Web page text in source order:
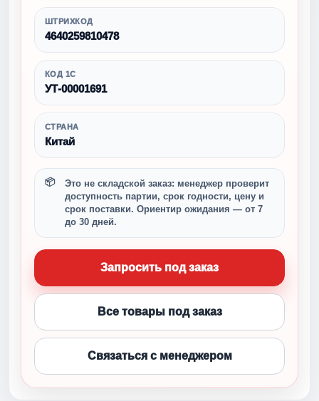
ШТРИХКОД
4640259810478
КОД 1С
УТ-00001691
СТРАНА
Китай
Это не складской заказ: менеджер проверит
доступность партии, срок годности, цену и
срок поставки. Ориентир ожидания — от 7
до 30 дней.
Запросить под заказ
Все товары под заказ
Связаться с менеджером